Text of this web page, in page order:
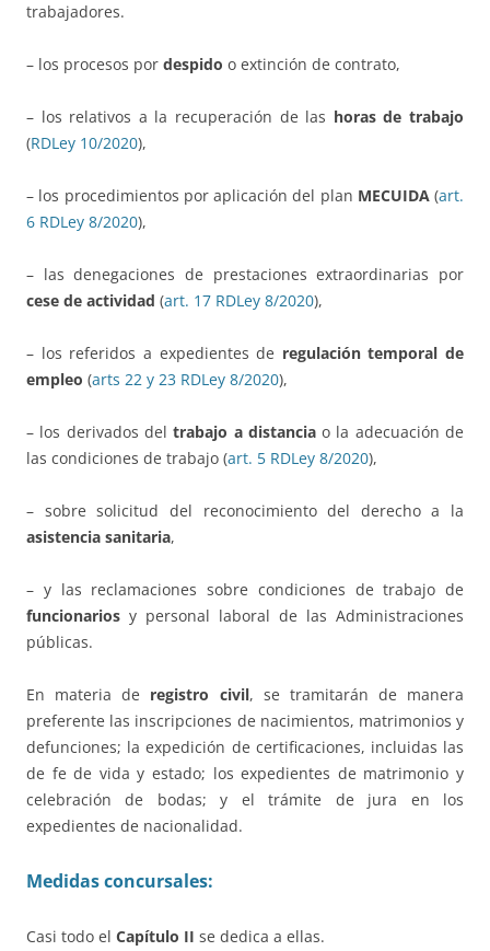
trabajadores.
– los procesos por despido o extinción de contrato,
– los relativos a la recuperación de las horas de trabajo
(RDLey 10/2020),
– los procedimientos por aplicación del plan MECUIDA(art.
6 RDLey 8/2020),
– las denegaciones de prestaciones extraordinarias por
cese de actividad (art. 17 RDLey 8/2020),
– los referidos a expedientes de regulación temporal de
empleo (arts 22 y 23 RDLey 8/2020),
– los derivados deltrabajo a distanciao la adecuación de
las condiciones de trabajo (art. 5 RDLey 8/2020),
– sobre solicitud del reconocimiento del derecho a la
asistencia sanitaria,
– y las reclamaciones sobre condiciones de trabajo de
funcionarios y personal laboral de las Administraciones
públicas.
En materia de registro civil, se tramitarán de manera
preferente las inscripciones de nacimientos, matrimonios y
defunciones; la expedición de certificaciones, incluidas las
de fe de vida y estado; los expedientes de matrimonio y
celebración de bodas; y el trámite de jura en los
expedientes de nacionalidad.
Medidas concursales:
Casi todo el Capítulo II se dedica a ellas.